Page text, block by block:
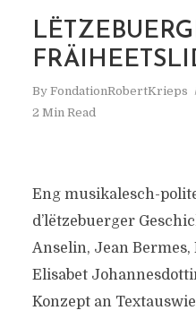
By FondationRobertKrieps
2 Min Read
Eng musikalesch-
d’lëtzebuerger
Anselin, Jean Bermes,
Elisabet
Konzept an